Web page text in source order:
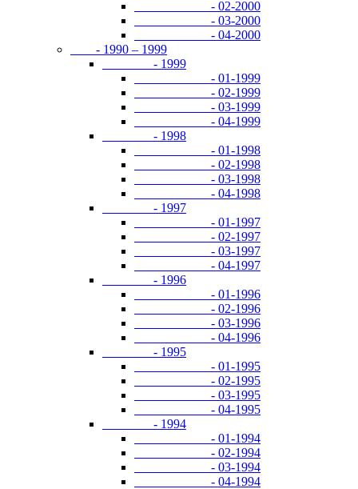
- 02-2000
- 03-2000
- 04-2000
- 1990 – 1999
- 1999
- 01-1999
- 02-1999
- 03-1999
- 04-1999
- 1998
- 01-1998
- 02-1998
- 03-1998
- 04-1998
- 1997
- 01-1997
- 02-1997
- 03-1997
- 04-1997
- 1996
- 01-1996
- 02-1996
- 03-1996
- 04-1996
- 1995
- 01-1995
- 02-1995
- 03-1995
- 04-1995
- 1994
- 01-1994
- 02-1994
- 03-1994
- 04-1994